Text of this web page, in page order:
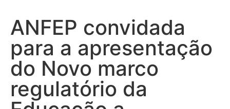
ANFEP convidada
para a apresentação
do Novo marco
regulatório da